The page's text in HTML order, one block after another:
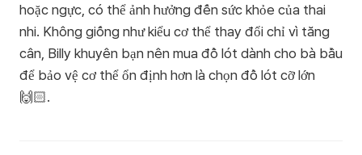
hoặc ngực, có thể ảnh hưởng đến sức khỏe của thai
nhi. Không giống như kiểu cơ thể thay đổi chỉ vì tăng
cân, Billy khuyên bạn nên mua đồ lót dành cho bà bầu
để bảo vệ cơ thể ổn định hơn là chọn đồ lót cỡ lớn
🙌🏻.